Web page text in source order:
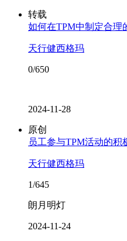
转载
如何在TPM中制定合理
天行健西格玛
0/650
2024-11-28
原创
员工参与TPM活动的积
天行健西格玛
1/645
朗月明灯
2024-11-24